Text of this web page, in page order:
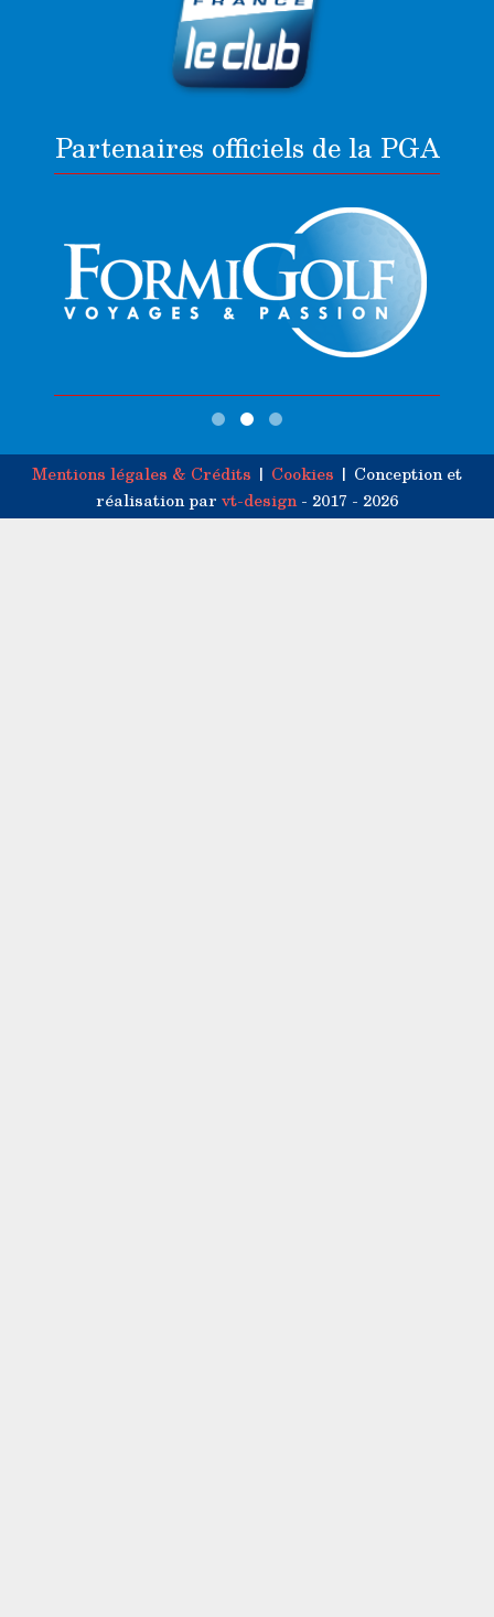
Partenaires officiels de la PGA
Mentions légales & Crédits | Cookies | Conception et
réalisation par vt-design- 2017 - 2026